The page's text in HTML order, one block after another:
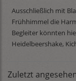
Ausschließlich mit
Frühhimmel die
Begleiter könnten
Heidelbeershake,
Zuletzt